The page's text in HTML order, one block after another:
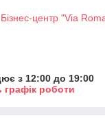
Бізнес-центр "Via
з 12:00 до 19:00
графік роботи